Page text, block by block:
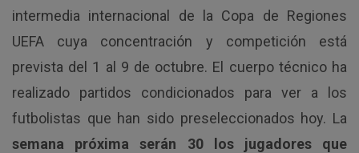
intermedia internacional de la Copa de Regiones
UEFA cuya concentración y competición está
prevista del 1 al 9 de octubre. El cuerpo técnico ha
realizado partidos condicionados para ver a los
futbolistas que han sido preseleccionados hoy. La
semana próxima serán 30 los jugadores que